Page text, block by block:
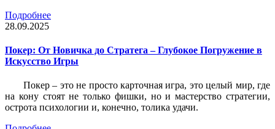
Подробнее
28.09.2025
Покер: От Новичка до Стратега – Глубокое Погружение в
Искусство Игры
Покер – это не просто карточная игра, это целый мир, где
на кону стоят не только фишки, но и мастерство стратегии,
острота психологии и, конечно, толика удачи.